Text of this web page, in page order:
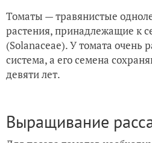
Томаты — травянистые
растения, принадлежащие к
(Solanaceae). У томата очень
система, а его семена
девяти лет.
Выращивание